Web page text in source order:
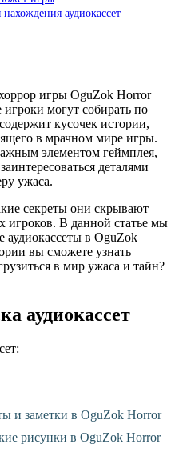
аудиокассет
игры OguZok Horror
игроки могут собирать по
кусочек истории,
в мрачном мире игры.
элементом геймплея,
деталями
ужаса.
секреты они скрывают —
игроков. В данной статье мы
аудиокассеты в OguZok
вы сможете узнать
в мир ужаса и тайн?
аудиокассет
и заметки в OguZok Horror
рисунки в OguZok Horror